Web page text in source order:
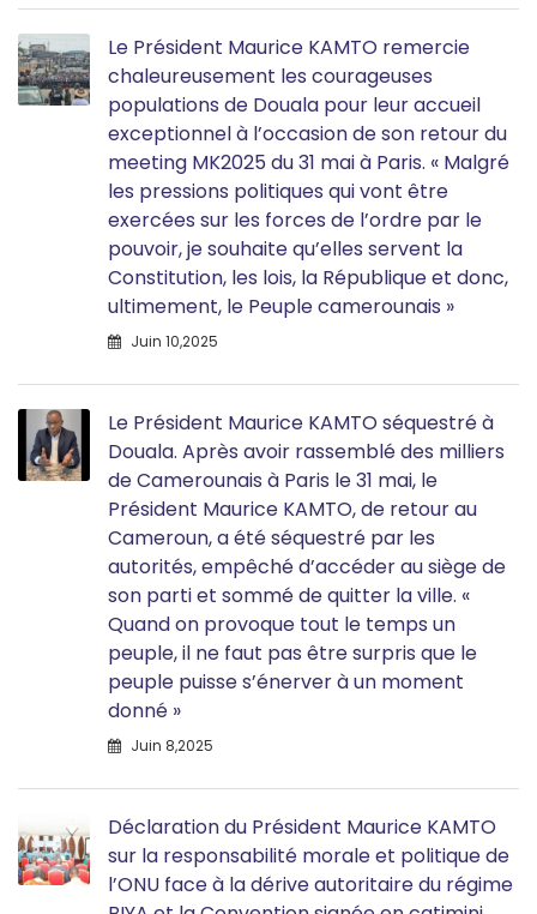
Le Président Maurice KAMTO remercie
chaleureusement les courageuses
populations de Douala pour leur accueil
exceptionnel à l’occasion de son retour du
meeting MK2025 du 31 mai à Paris. « Malgré
les pressions politiques qui vont être
exercées sur les forces de l’ordre par le
pouvoir, je souhaite qu’elles servent la
Constitution, les lois, la République et donc,
ultimement, le Peuple camerounais »
Juin 10,2025
Le Président Maurice KAMTO séquestré à
Douala. Après avoir rassemblé des milliers
de Camerounais à Paris le 31 mai, le
Président Maurice KAMTO, de retour au
Cameroun, a été séquestré par les
autorités, empêché d’accéder au siège de
son parti et sommé de quitter la ville. «
Quand on provoque tout le temps un
peuple, il ne faut pas être surpris que le
peuple puisse s’énerver à un moment
donné »
Juin 8,2025
Déclaration du Président Maurice KAMTO
sur la responsabilité morale et politique de
l’ONU face à la dérive autoritaire du régime